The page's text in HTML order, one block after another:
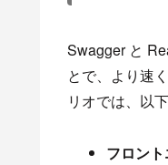
Swagger と
とで、より速
リオでは、以
フロン